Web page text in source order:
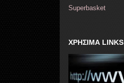
Superbasket
ΧΡΗΣΙΜΑ LINKS